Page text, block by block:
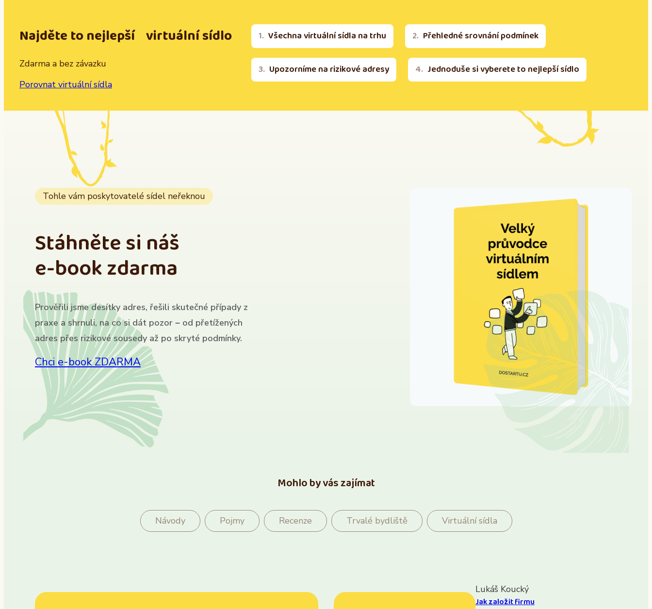
Najděte to nejlepší virtuální sídlo
Zdarma a bez závazku
Porovnat virtuální sídla
Všechna virtuální sídla na trhu Přehledné srovnání podmínek
Upozorníme na rizikové adresy Jednoduše si vyberete to nejlepší sídlo
Tohle vám poskytovatelé sídel neřeknou
Stáhněte si náš
e-book zdarma
Prověřili jsme desítky adres, řešili skutečné případy z
praxe a shrnuli, na co si dát pozor – od přetížených
adres přes rizikové sousedy až po skryté podmínky.
Chci e-book ZDARMA
Mohlo by vás zajímat
Návody Pojmy Recenze Trvalé bydliště Virtuální sídla
Lukáš Koucký
Jak založit firmu